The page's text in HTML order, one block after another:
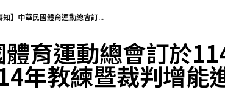
知】中華民國體育運動總會訂...
體育運動總會訂於
年教練暨裁判增能